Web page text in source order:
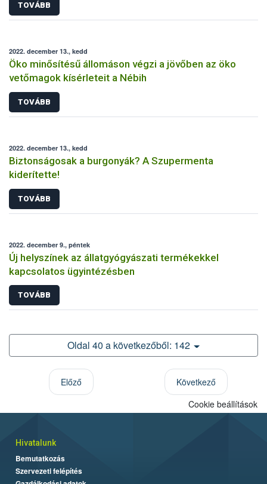
TOVÁBB
2022. december 13., kedd
Öko minősítésű állomáson végzi a jövőben az öko
vetőmagok kísérleteit a Nébih
TOVÁBB
2022. december 13., kedd
Biztonságosak a burgonyák? A Szupermenta
kiderítette!
TOVÁBB
2022. december 9., péntek
Új helyszínek az állatgyógyászati termékekkel
kapcsolatos ügyintézésben
TOVÁBB
Oldal 40 a következőből: 142
Előző
Következő
Cookie beállítások
Hivatalunk
Bemutatkozás
Szervezeti felépítés